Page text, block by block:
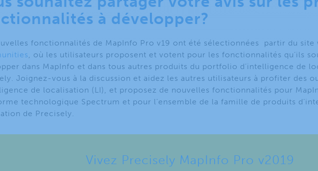
à développer?
fonctionnalités de MapInfo Pro v19 ont été sélectionnées partir du site
, où les utilisateurs proposent et votent pour les fonctionnalités qu’ils
dans MapInfo et dans tous autres produits du portfolio d’intelligence de
Joignez-vous à la discussion et aidez les autres utilisateurs à profiter des
de localisation (LI), et proposez de nouvelles fonctionnalités pour
technologique Spectrum et pour l’ensemble de la famille de produits
de Precisely.
Vivez Precisely MapInfo Pro v2019